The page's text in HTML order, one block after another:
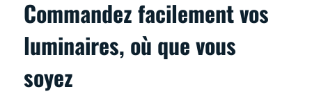
Commandez facilement vos
luminaires, où que vous
soyez